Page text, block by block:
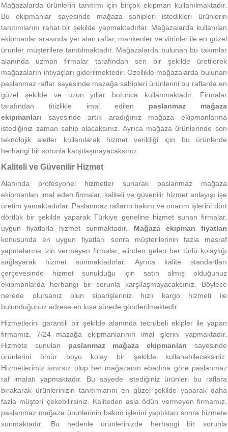
Mağazalarda ürünlerin tanıtımı için birçok ekipman kullanılmaktadır.
Bu ekipmanlar sayesinde mağaza sahipleri istedikleri ürünlerin
tanıtımlarını rahat bir şekilde yapmaktadırlar. Mağazalarda kullanılan
ekipmanlar arasında yer alan raflar, mankenler ve vitrinler ile en güzel
ürünler müşterilere tanıtılmaktadır. Mağazalarda bulunan bu takımlar
alanında uzman firmalar tarafından seri bir şekilde üretilerek
mağazaların ihtiyaçları giderilmektedir. Özellikle mağazalarda bulunan
paslanmaz raflar sayesinde mazağa sahipleri ürünlerini bu raflarda en
güzel şekilde ve uzun yıllar botunca kullanmaktadır. Firmalar
tarafından titizlikle imal edilen paslanmaz mağaza
ekipmanları sayesinde artık aradığınız mağaza ekipmanlarına
istediğiniz zaman sahip olacaksınız. Ayrıca mağaza ürünlerinde son
teknolojik aletler kullanılarak hizmet verildiği için bu ürünlerde
herhangi bir sorunla karşılaşmayacaksınız.
Kaliteli ve Güvenilir Hizmet
Alanında profesyonel hizmetler sunarak paslanmaz mağaza
ekipmanları imal eden firmalar, kaliteli ve güvenilir hizmet anlayışı işe
üretim yamaktadırlar. Paslanmaz rafların bakım ve onarım işlerini dört
dörtlük bir şekilde yaparak Türkiye geneline hizmet sunan firmalar,
uygun fiyatlarla hizmet sunmaktadır. Mağaza ekipman fiyatları
konusunda en uygun fiyatları sonra müşterilerinin fazla masraf
yapmalarına izin vermeyen firmalar, elinden gelen her türlü kolaylığı
sağlayarak hizmet sunmaktadırlar. Ayrıca kalite standartları
çerçevesinde hizmet sunulduğu için satın almış olduğunuz
ekipmanlarda herhangi bir sorunla karşılaşmayacaksınız. Böylece
nerede olursanız olun siparişleriniz hızlı kargo hizmeti ile
bulunduğunuz adrese en kısa sürede gönderilmektedir.
Hizmetlerini garantili bir şekilde alanında tecrübeli ekipler ile yapan
firmamız, 7/24 mazağa ekipmanlarının imal işlerini yapmaktadır.
Hizmete sunulan paslanmaz mağaza ekipmanları sayesinde
ürünlerini ömür boyu kolay bir şekilde kullanabileceksiniz.
Hizmetlerimiz sınırsız olup her mağazanın ebadına göre paslanmaz
raf imalatı yapmaktadır. Bu sayede istediğiniz ürünleri bu raflara
bırakarak ürünlerinizin tanıtımlarını en güzel şekilde yaparak daha
fazla müşteri çekebilirsiniz. Kaliteden asla ödün vermeyen firmamız,
paslanmaz mağaza ürünlerinin bakım işlerini yaptıktan sonra hizmete
sunmaktadır. Bu nedenle ürünlerinizde herhangi bir sorunla